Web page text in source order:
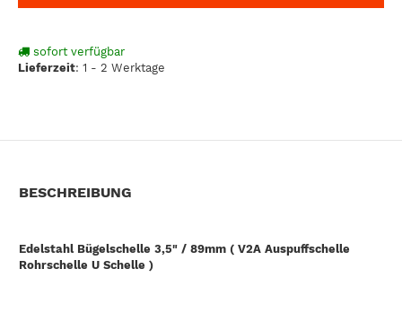
sofort verfügbar
Lieferzeit: 1 - 2 Werktage
BESCHREIBUNG
Edelstahl Bügelschelle 3,5" / 89mm ( V2A Auspuffschelle
Rohrschelle U Schelle )